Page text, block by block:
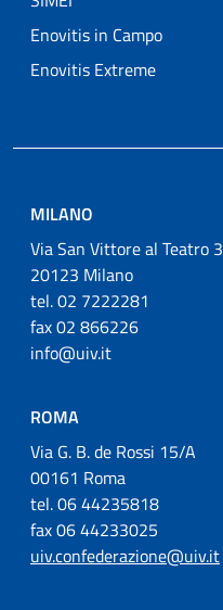
Enovitis in Campo
Enovitis Extreme
MILANO
Via San Vittore al Teatro 3
20123 Milano
tel. 02 7222281
fax 02 866226
info@uiv.it
ROMA
Via G. B. de Rossi 15/A
00161 Roma
tel. 06 44235818
fax 06 44233025
uiv.confederazione@uiv.it